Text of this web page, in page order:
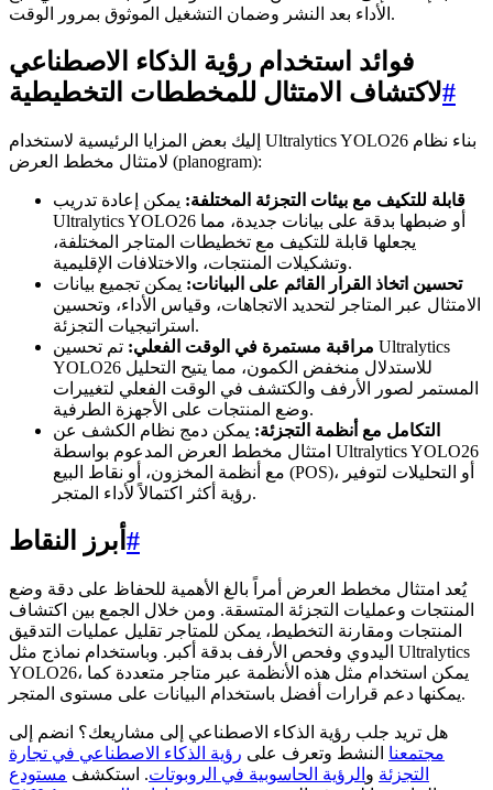
الأداء بعد النشر وضمان التشغيل الموثوق بمرور الوقت.
فوائد استخدام رؤية الذكاء الاصطناعي
لاكتشاف الامتثال للمخططات التخطيطية#
إليك بعض المزايا الرئيسية لاستخدام Ultralytics YOLO26 بناء نظام
لامتثال مخطط العرض (planogram):
قابلة للتكيف مع بيئات التجزئة المختلفة: يمكن إعادة تدريب
Ultralytics YOLO26 أو ضبطها بدقة على بيانات جديدة، مما
يجعلها قابلة للتكيف مع تخطيطات المتاجر المختلفة،
وتشكيلات المنتجات، والاختلافات الإقليمية.
تحسين اتخاذ القرار القائم على البيانات: يمكن تجميع بيانات
الامتثال عبر المتاجر لتحديد الاتجاهات، وقياس الأداء، وتحسين
استراتيجيات التجزئة.
مراقبة مستمرة في الوقت الفعلي: تم تحسين Ultralytics
YOLO26 للاستدلال منخفض الكمون، مما يتيح التحليل
المستمر لصور الأرفف والكتشف في الوقت الفعلي لتغييرات
وضع المنتجات على الأجهزة الطرفية.
التكامل مع أنظمة التجزئة: يمكن دمج نظام الكشف عن
امتثال مخطط العرض المدعوم بواسطة Ultralytics YOLO26
مع أنظمة المخزون، أو نقاط البيع (POS)، أو التحليلات لتوفير
رؤية أكثر اكتمالاً لأداء المتجر.
أبرز النقاط #
يُعد امتثال مخطط العرض أمراً بالغ الأهمية للحفاظ على دقة وضع
المنتجات وعمليات التجزئة المتسقة. ومن خلال الجمع بين اكتشاف
المنتجات ومقارنة التخطيط، يمكن للمتاجر تقليل عمليات التدقيق
اليدوي وفحص الأرفف بدقة أكبر. وباستخدام نماذج مثل Ultralytics
YOLO26، يمكن استخدام مثل هذه الأنظمة عبر متاجر متعددة كما
يمكنها دعم قرارات أفضل باستخدام البيانات على مستوى المتجر.
هل تريد جلب رؤية الذكاء الاصطناعي إلى مشاريعك؟ انضم إلى
مجتمعنا النشط وتعرف على رؤية الذكاء الاصطناعي في تجارة
التجزئة و الرؤية الحاسوبية في الروبوتات. استكشف مستودع